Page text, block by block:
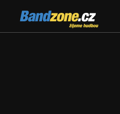
Bandzone.cz
žijeme hudbou